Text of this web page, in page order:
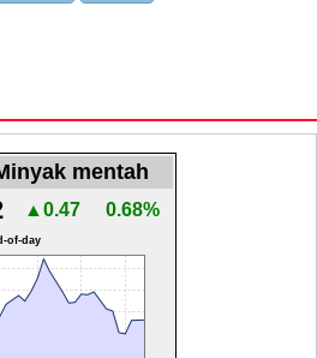
mentah
▲0.47 0.68%
of-day